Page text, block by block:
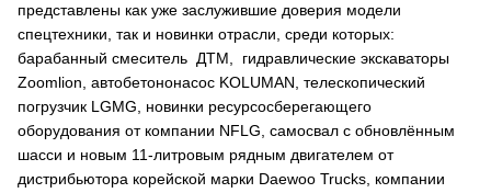
представлены как уже заслужившие доверия модели
спецтехники, так и новинки отрасли, среди которых:
барабанный смеситель ДТМ, гидравлические экскаваторы
Zoomlion, автобетононасос KOLUMAN, телескопический
погрузчик LGMG, новинки ресурсосберегающего
оборудования от компании NFLG, самосвал с обновлённым
шасси и новым 11-литровым рядным двигателем от
дистрибьютора корейской марки Daewoo Trucks, компании